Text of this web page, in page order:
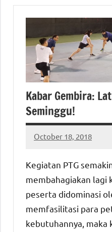
Kabar Gembira:
Seminggu!
October 18, 2018
ptgiait
Kegiatan PTG
membahagiakan lagi
peserta didominasi
memfasilitasi para
kebutuhannya, maka